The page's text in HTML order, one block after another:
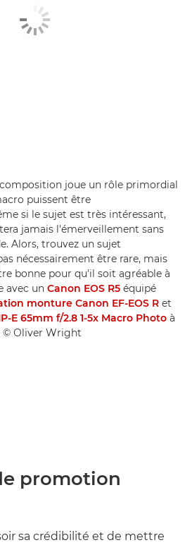
joue un rôle primordial
puissent être
si le sujet est très intéressant,
jamais l'émerveillement sans
Alors, trouvez un sujet
nécessairement être rare, mais
bonne pour qu'il soit agréable à
avec un Canon EOS R5 équipé
monture Canon EF-EOS R et
E 65mm f/2.8 1-5x Macro Photo à
© Oliver Wright
promotion
sa crédibilité et de mettre